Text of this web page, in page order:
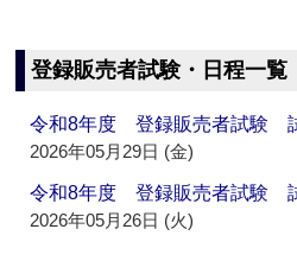
登録販売者試験・日程一覧
令和8年度 登録販売者試験
2026年05月29日 (金)
令和8年度 登録販売者試験
2026年05月26日 (火)